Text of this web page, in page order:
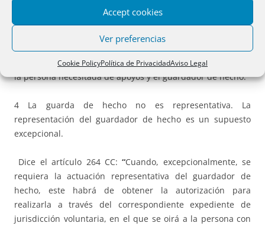
Accept cookies
Ver preferencias
Cookie PolicyPolítica de PrivacidadAviso Legal
porque existe en cuanto se ejerce. Dice el
quien viniere ejerciendo
guarda de hecho se ejerce, y ese ejercicio es la única
exigencia que se basa en el acuerdo expreso o tácito entre
la persona necesitada de apoyos y el guardador de hecho.
4 La guarda de hecho no es representativa. La
representación del guardador de hecho es un supuesto
excepcional.
Dice el artículo 264 CC:“Cuando, excepcionalmente, se
requiera la actuación representativa del guardador de
hecho, este habrá de obtener la autorización para
realizarla a través del correspondiente expediente de
jurisdicción voluntaria, en el que se oirá a la persona con